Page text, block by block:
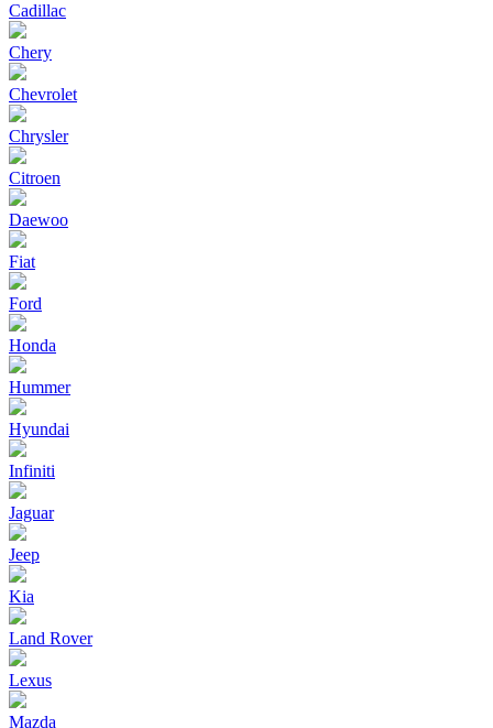
Cadillac
Chery
Chevrolet
Chrysler
Citroen
Daewoo
Fiat
Ford
Honda
Hummer
Hyundai
Infiniti
Jaguar
Jeep
Kia
Land Rover
Lexus
Mazda